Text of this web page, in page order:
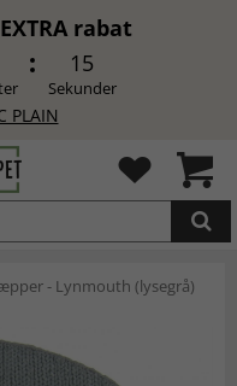
rabat
14
Sekunder
PLAIN
- Lynmouth (lysegrå)